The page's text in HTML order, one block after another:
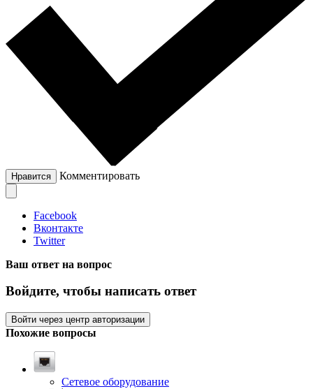
Нравится Комментировать
Facebook
Вконтакте
Twitter
Ваш ответ на вопрос
Войдите, чтобы написать ответ
Войти через центр авторизации
Похожие вопросы
Сетевое оборудование